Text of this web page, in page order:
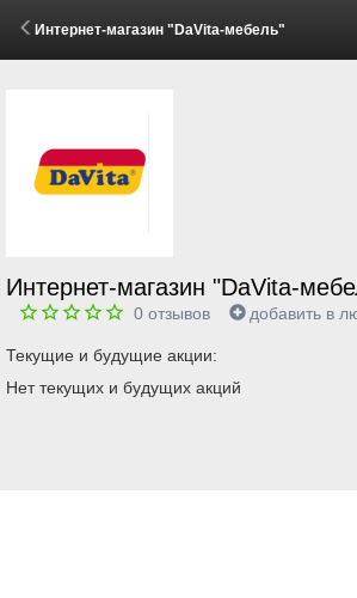
Интернет-магазин "DaVita-мебель"
Интернет-магазин "DaVita-
0 отзывов добавить в
Текущие и будущие акции:
Нет текущих и будущих акций